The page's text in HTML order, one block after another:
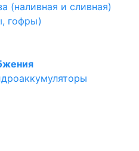
(наливная и сливная)
гофры)